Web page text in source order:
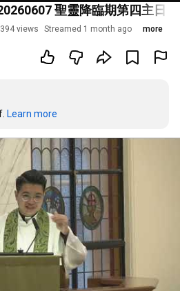
聖靈降臨期第四主日
394 views Streamed 1 month ago more
Learn more